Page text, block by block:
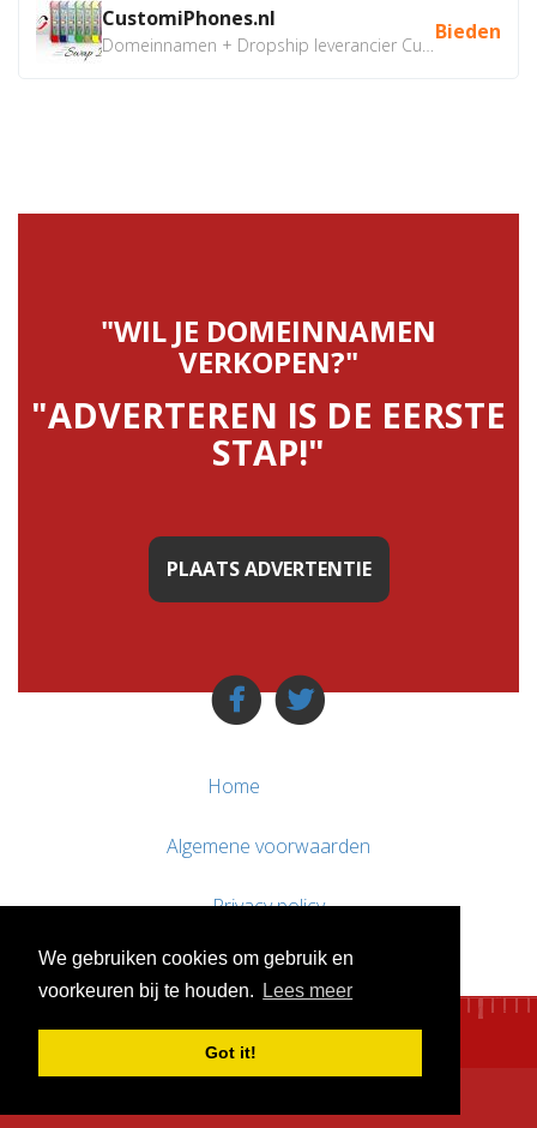
We gebruiken cookies om gebruik en
voorkeuren bij te houden.
Lees meer
Got it!
CustomiPhones.nl Bieden
"WIL JE DOMEINNAMEN
VERKOPEN?"
"ADVERTEREN IS DE EERSTE
STAP!"
PLAATS ADVERTENTIE
Home
Algemene voorwaarden
Privacy policy
Contact / Support